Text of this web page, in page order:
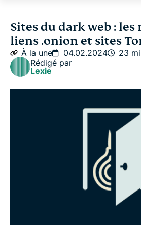
Qu'est-ce qu'un site onion ?
Tor et le navigateur onion
Comment accéder aux sites onion
Meilleurs sites onion par
Qu'est-ce que le dark web ?
FAQ sur le dark web : En savoir
Sites du dark web :
liens .onion et sites
À la une 04.02.2024
23
Rédigé par
Lexie